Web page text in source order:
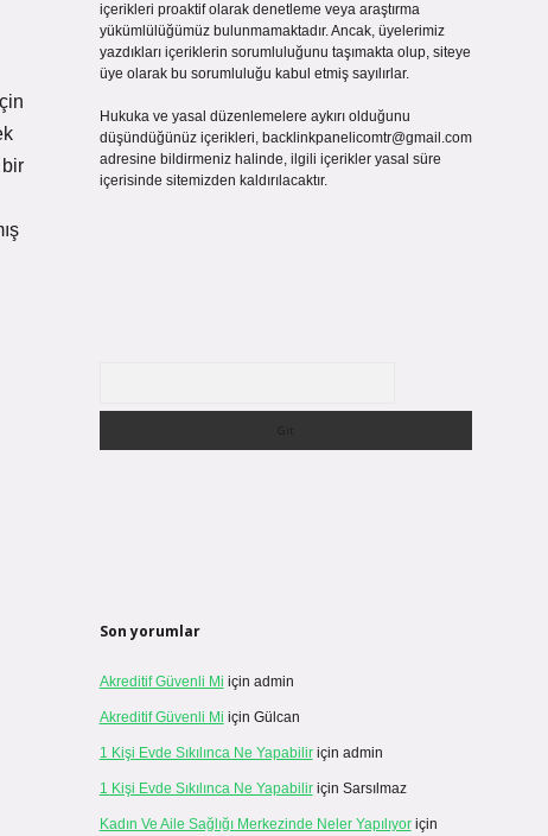
içerikleri proaktif olarak denetleme veya araştırma
yükümlülüğümüz bulunmamaktadır. Ancak, üyelerimiz
yazdıkları içeriklerin sorumluluğunu taşımakta olup, siteye
üye olarak bu sorumluluğu kabul etmiş sayılırlar.
Hukuka ve yasal düzenlemelere aykırı olduğunu
düşündüğünüz içerikleri, backlinkpanelicomtr@gmail.com
adresine bildirmeniz halinde, ilgili içerikler yasal süre
içerisinde sitemizden kaldırılacaktır.
Son yorumlar
Akreditif Güvenli Mi için admin
Akreditif Güvenli Mi için Gülcan
1 Kişi Evde Sıkılınca Ne Yapabiliriçin admin
1 Kişi Evde Sıkılınca Ne Yapabiliriçin Sarsılmaz
Kadın Ve Aile Sağlığı Merkezinde Neler Yapılıyoriçin